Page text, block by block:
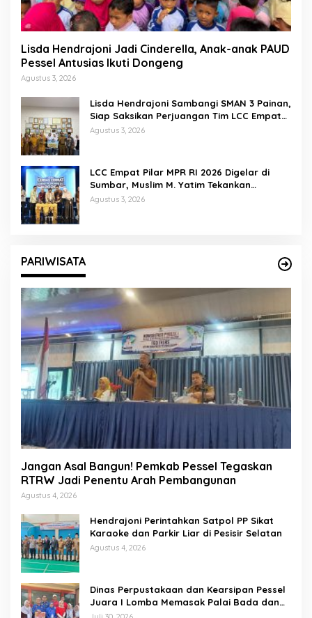
Lisda Hendrajoni Jadi Cinderella, Anak-anak PAUD
Pessel Antusias Ikuti Dongeng
Agustus 3, 2026
Lisda Hendrajoni Sambangi SMAN 3 Painan,
Siap Saksikan Perjuangan Tim LCC Empat
Pilar di Jakarta
Agustus 3, 2026
LCC Empat Pilar MPR RI 2026 Digelar di
Sumbar, Muslim M. Yatim Tekankan
Pentingnya Karakter Generasi Muda
Agustus 3, 2026
PARIWISATA
Jangan Asal Bangun! Pemkab Pessel Tegaskan
RTRW Jadi Penentu Arah Pembangunan
Agustus 4, 2026
Hendrajoni Perintahkan Satpol PP Sikat
Karaoke dan Parkir Liar di Pesisir Selatan
Agustus 4, 2026
Dinas Perpustakaan dan Kearsipan Pessel
Juara I Lomba Memasak Palai Bada dan
Lamang Golek